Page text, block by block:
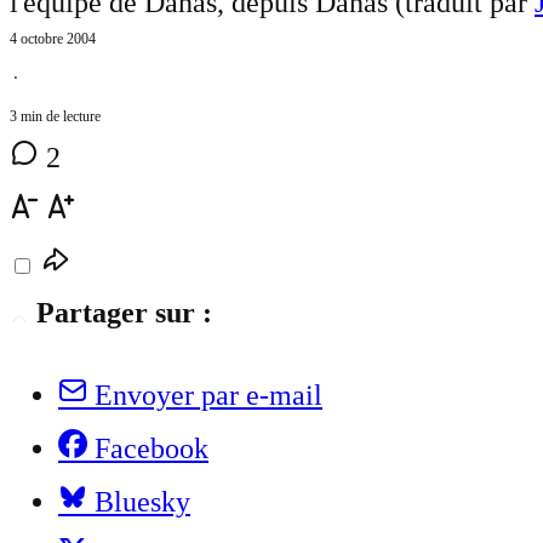
4 octobre 2004
⋅
3 min de lecture
2
Partager sur :
Envoyer par e-mail
Facebook
Bluesky